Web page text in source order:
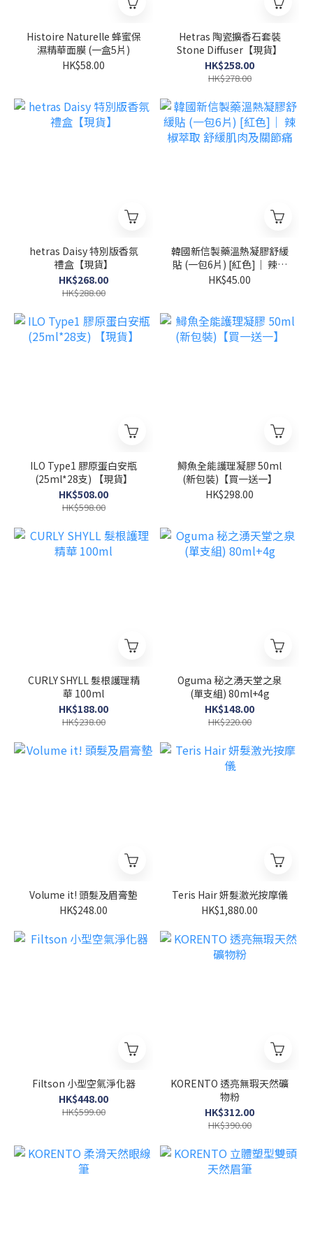
Histoire Naturelle 蜂蜜保
濕精華面膜 (一盒5片)
HK$58.00
Hetras 陶瓷擴香石套裝
Stone Diffuser【現貨】
HK$258.00
HK$278.00
hetras Daisy 特別版香氛
禮盒【現貨】
HK$268.00
HK$288.00
韓國新信製藥溫熱凝膠舒緩
貼 (一包6片) [紅色]｜ 辣椒
萃取 舒緩肌肉及關節痛
HK$45.00
ILO Type1 膠原蛋白安瓶
(25ml*28支) 【現貨】
HK$508.00
HK$598.00
鱘魚全能護理凝膠 50ml
(新包裝)【買一送一】
HK$298.00
CURLY SHYLL 髮根護理精
華 100ml
HK$188.00
HK$238.00
Oguma 秘之湧天堂之泉
(單支組) 80ml+4g
HK$148.00
HK$220.00
Volume it! 頭髮及眉膏墊
HK$248.00
Teris Hair 妍髮激光按摩儀
HK$1,880.00
Filtson 小型空氣淨化器
HK$448.00
HK$599.00
KORENTO 透亮無瑕天然礦
物粉
HK$312.00
HK$390.00